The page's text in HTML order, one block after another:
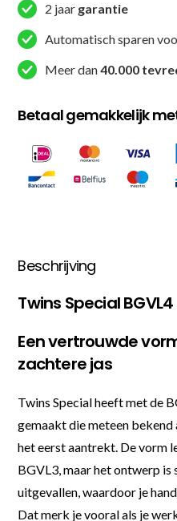
2 jaar garantie
Automatisch sparen
Meer dan40.000
Betaal gemakkelijk
Beschrijving
Twins Special
Een vertrouwde
zachtere jas
Twins Special heeft met de
gemaakt die meteen
het eerst aantrekt. De vorm
BGVL3, maar het ontwerp
uitgevallen, waardoor je
Dat merk je vooral als je